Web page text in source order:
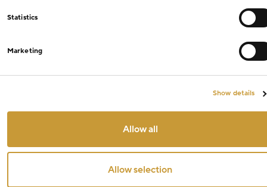
Statistics
Marketing
Show details
Allow all
Allow selection